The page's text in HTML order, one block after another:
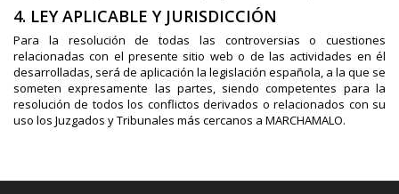
4. LEY APLICABLE Y JURISDICCIÓN
Para la resolución de todas las controversias o cuestiones
relacionadas con el presente sitio web o de las actividades en él
desarrolladas, será de aplicación la legislación española, a la que se
someten expresamente las partes, siendo competentes para la
resolución de todos los conflictos derivados o relacionados con su
uso los Juzgados y Tribunales más cercanos a MARCHAMALO.